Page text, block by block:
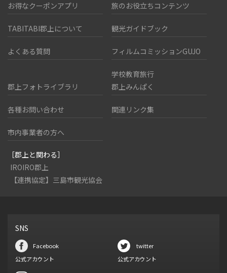
お得なクーポンアプリ 旅のお役立ちコンテンツ
TABITABI郡上について 観光ガイドブック
よくある質問 フィルムコミッションGUJO
郡上フォトライブラリ
学校教育旅行
郡上みんぱく
各種お問い合わせ 関連リンク集
市内事業者の方へ
［郡上と関わる］
IROIRO郡上
【連携協定】三島市観光協会
SNS
Facebook
公式アカウント
twitter
公式アカウント